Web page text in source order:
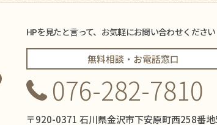
HPを見たと言って、お気軽にお問い合わせください
無料相談・お電話窓口
076-282-7810
〒920-0371 石川県金沢市下安原町西258番地